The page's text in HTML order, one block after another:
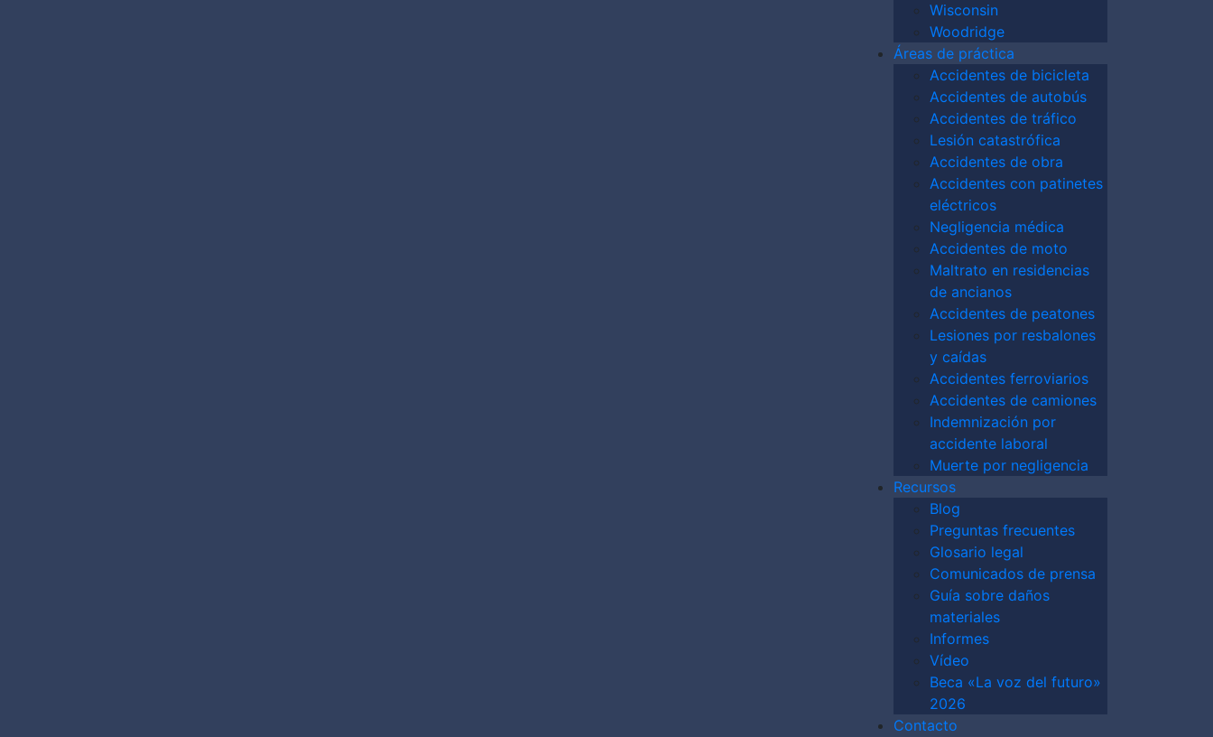
Wisconsin
Woodridge
Áreas de práctica
Accidentes de bicicleta
Accidentes de autobús
Accidentes de tráfico
Lesión catastrófica
Accidentes de obra
Accidentes con patinetes
eléctricos
Negligencia médica
Accidentes de moto
Maltrato en residencias
de ancianos
Accidentes de peatones
Lesiones por resbalones
y caídas
Accidentes ferroviarios
Accidentes de camiones
Indemnización por
accidente laboral
Muerte por negligencia
Recursos
Blog
Preguntas frecuentes
Glosario legal
Comunicados de prensa
Guía sobre daños
materiales
Informes
Vídeo
Beca «La voz del futuro»
2026
Contacto
Accidentes de construcción que
causan lesiones en el trabajo
Existen accidentes de obra habituales que pueden dar lugar a reclamaciones por accidentes de
Caídas desde altura: los accidentes por caídas desde andamios o alturas son una de las
principales causas de lesiones y muertes relacionadas con la construcción, según los
Electrocuciones: el contacto con cables con corriente, líneas eléctricas o equipos
eléctricos defectuosos puede provocar quemaduras eléctricas graves o la muerte.
Golpes causados por la caída de objetos: herramientas, materiales de construcción o
escombros pueden caer desde los pisos superiores y golpear a los trabajadores que se
Quedar atrapado entre objetos: un trabajador podría quedar atrapado o aplastado entre
maquinaria pesada, vehículos en movimiento o estructuras que se derrumban.
Accidentes con maquinaria: los fallos de funcionamiento o el uso incorrecto de grúas,
carretillas elevadoras u otra maquinaria pesada pueden provocar lesiones graves.
Exposición a sustancias químicas: los trabajadores pueden sufrir daños al inhalar gases
tóxicos o al entrar en contacto con materiales peligrosos como el amianto o el plomo.
Tipos de lesiones que pueden
derivarse de un accidente de
Los trabajadores de la construcción se enfrentan al riesgo de sufrir tanto lesiones leves como
graves, entre las que se incluyen fracturas, lesiones cerebrales, lesiones de la médula espinal,